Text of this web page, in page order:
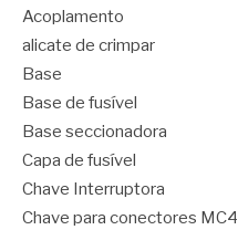
Acoplamento
alicate de crimpar
Base
Base de fusível
Base seccionadora
Capa de fusível
Chave Interruptora
Chave para conectores MC4